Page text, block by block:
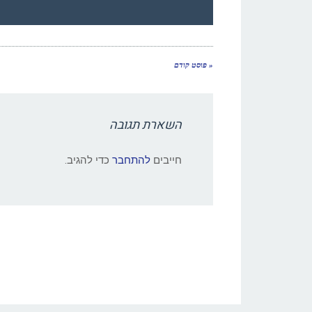
« פוסט קודם
השארת תגובה
חייבים להתחבר כדי להגיב.